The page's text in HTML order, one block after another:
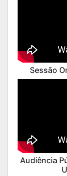
Sessão
Audiência